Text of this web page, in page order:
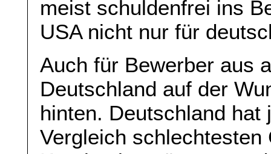
meist schuldenfrei ins
USA nicht nur für
Auch für Bewerber aus
Deutschland auf der
hinten. Deutschland
Vergleich schlechtesten